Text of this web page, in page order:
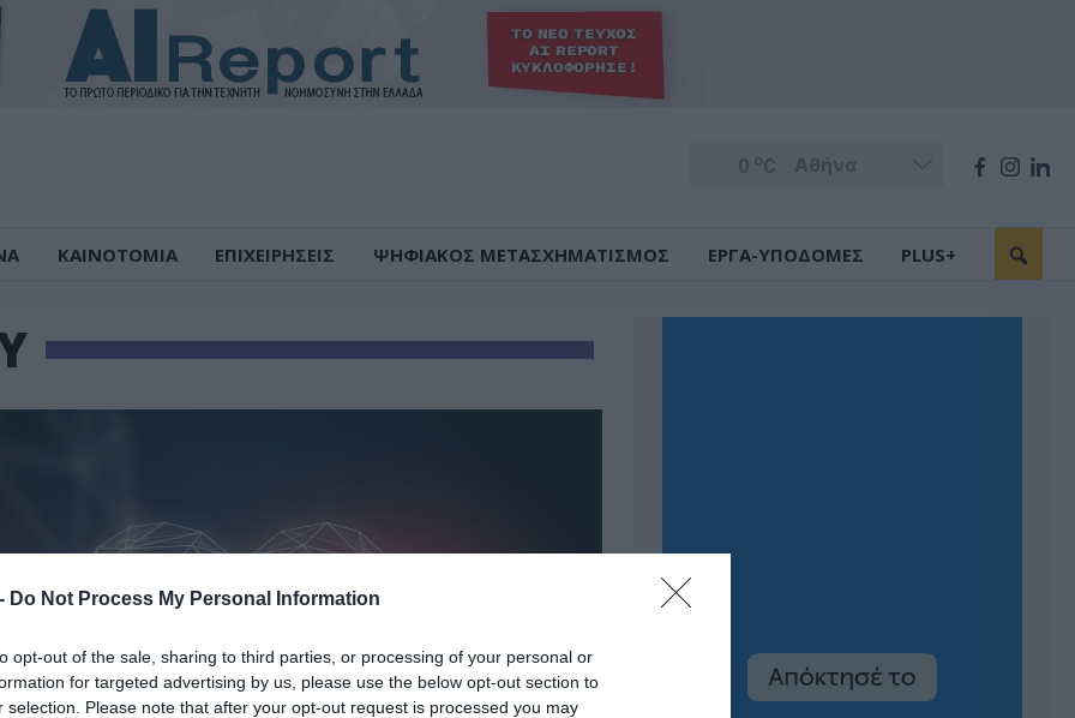
Do Not Process My Personal Information
opt-out of the sale, sharing to third parties, or processing of your personal or
for targeted advertising by us, please use the below opt-out section to
selection. Please note that after your opt-out request is processed you may
0 oC
ΚΑΙΝΟΤΟΜΙΑ ΕΠΙΧΕΙΡΗΣΕΙΣ ΨΗΦΙΑΚΟΣ ΜΕΤΑΣΧΗΜΑΤΙΣΜΟΣ ΕΡΓΑ-ΥΠΟΔΟΜΕΣ PLUS+